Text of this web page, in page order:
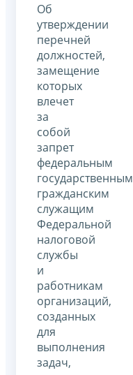
Об
утверждении
перечней
должностей,
замещение
которых
влечет
за
собой
запрет
федеральным
государственным
гражданским
служащим
Федеральной
налоговой
службы
и
работникам
организаций,
созданных
для
выполнения
задач,